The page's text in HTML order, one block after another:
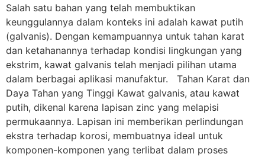
Salah satu bahan yang telah membuktikan
keunggulannya dalam konteks ini adalah kawat putih
(galvanis). Dengan kemampuannya untuk tahan karat
dan ketahanannya terhadap kondisi lingkungan yang
ekstrim, kawat galvanis telah menjadi pilihan utama
dalam berbagai aplikasi manufaktur. Tahan Karat dan
Daya Tahan yang Tinggi Kawat galvanis, atau kawat
putih, dikenal karena lapisan zinc yang melapisi
permukaannya. Lapisan ini memberikan perlindungan
ekstra terhadap korosi, membuatnya ideal untuk
komponen-komponen yang terlibat dalam proses